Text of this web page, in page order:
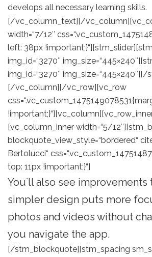
develops all necessary learning skills.
[/vc_column_text][/
width=“7/12″
left: 38px
img_id=“3270″
img_id=“3270″ img_size=“445×240″][/
[/vc_column][/vc_row][vc_row
[vc_column_inner width=“5/
blockquote_view_style=“bordered“
Bertolucci“
top: 11px !important;}“]
You`ll also see improvements
simpler design puts more
photos and videos without
you navigate the app.
[/stm_blockquote][stm_spacing